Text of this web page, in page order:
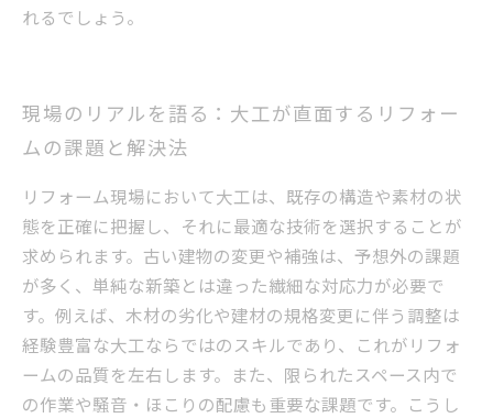
れるでしょう。
現場のリアルを語る：大工が直面するリフォー
ムの課題と解決法
リフォーム現場において大工は、既存の構造や素材の状
態を正確に把握し、それに最適な技術を選択することが
求められます。古い建物の変更や補強は、予想外の課題
が多く、単純な新築とは違った繊細な対応力が必要で
す。例えば、木材の劣化や建材の規格変更に伴う調整は
経験豊富な大工ならではのスキルであり、これがリフォ
ームの品質を左右します。また、限られたスペース内で
の作業や騒音・ほこりの配慮も重要な課題です。こうし